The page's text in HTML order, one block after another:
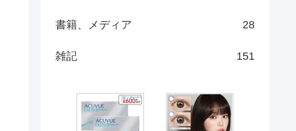
書籍、メディア 28
雑記 151